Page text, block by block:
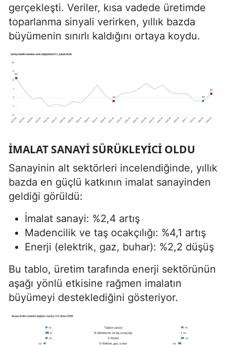
gerçekleşti. Veriler, kısa vadede üretimde
toparlanma sinyali verirken, yıllık bazda
büyümenin sınırlı kaldığını ortaya koydu.
İMALAT SANAYI SÜRÜKLEYICI OLDU
Sanayinin alt sektörleri incelendiğinde, yıllık
bazda en güçlü katkının imalat sanayinden
geldiği görüldü:
İmalat sanayi: %2,4 artış
Madencilik ve taş ocakçılığı: %4,1 artış
Enerji (elektrik, gaz, buhar): %2,2 düşüş
Bu tablo, üretim tarafında enerji sektörünün
aşağı yönlü etkisine rağmen imalatın
büyümeyi desteklediğini gösteriyor.